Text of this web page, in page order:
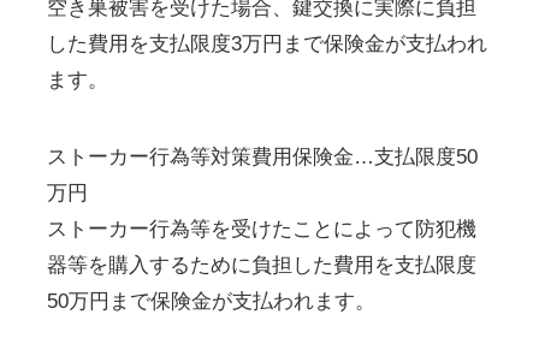
空き巣被害を受けた場合、鍵交換に実際に負担
した費用を支払限度3万円まで保険金が支払われ
ます。
ストーカー行為等対策費用保険金…支払限度50
万円
ストーカー行為等を受けたことによって防犯機
器等を購入するために負担した費用を支払限度
50万円まで保険金が支払われます。